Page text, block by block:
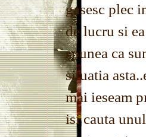
gasesc plec
de lucru si
spunea ca
situatia
mai ieseam
isi cauta